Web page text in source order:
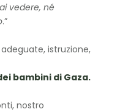
vedere, né
.”
istruzione,
bambini di Gaza.
nostro